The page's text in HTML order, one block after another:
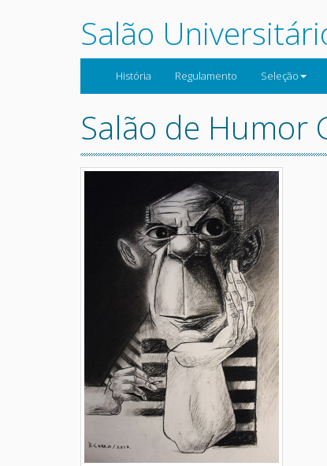
Salão
História Regulamento Seleção
Salão de Humor